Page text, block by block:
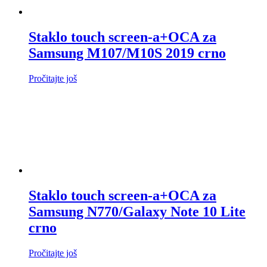
Staklo touch screen-a+OCA za
Samsung M107/M10S 2019 crno
Pročitajte još
Staklo touch screen-a+OCA za
Samsung N770/Galaxy Note 10 Lite
crno
Pročitajte još